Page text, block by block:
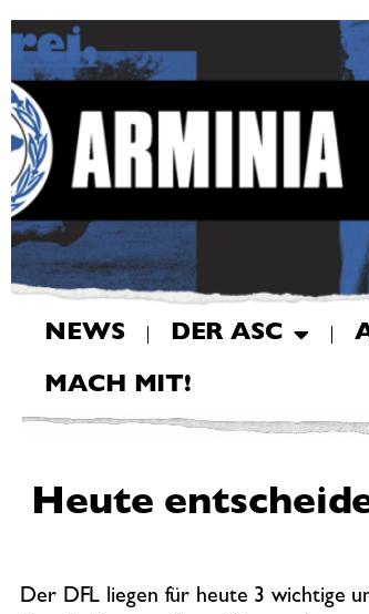
NEWS DER ASC
MACH MIT!
Heute
Der DFL liegen für heute 3 wichtige